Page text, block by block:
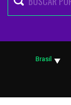
Brasil